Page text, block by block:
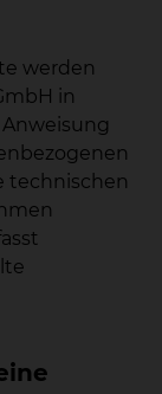
werden
in
technischen